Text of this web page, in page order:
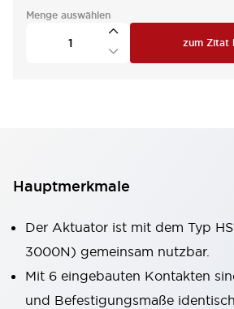
Menge auswählen
zum Zitat
Hauptmerkmale
Der Aktuator ist mit dem Typ
3000N) gemeinsam nutzbar.
Mit 6 eingebauten Kontakten
und Befestigungsmaße